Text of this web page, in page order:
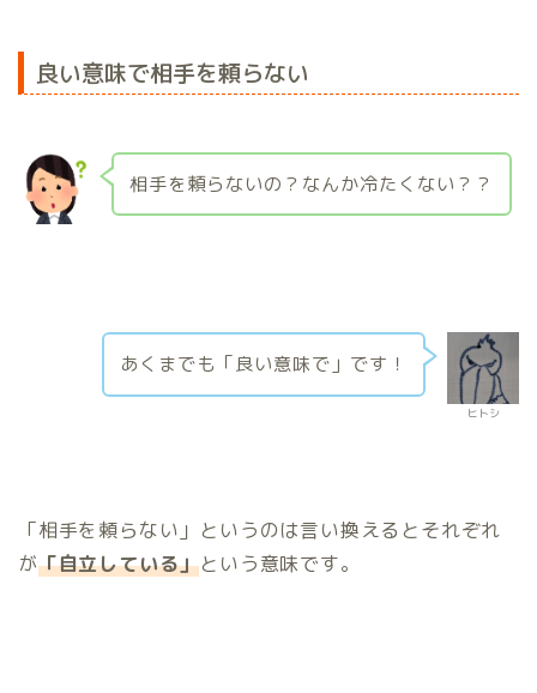
良い意味で相手を頼らない
相手を頼らないの？なんか冷たくない？？
ヒトシ
あくまでも「良い意味で」です！
「相手を頼らない」というのは言い換えるとそれぞれ
が「自立している」という意味です。